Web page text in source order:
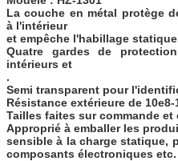
La couche en métal protège
à l'intérieur
et empêche l'habillage
Quatre gardes de
intérieurs et
.
Semi transparent pour
Résistance extérieure de 10e8-
Tailles faites sur commande
Approprié à emballer les
sensible à la charge statique,
composants électroniques etc.